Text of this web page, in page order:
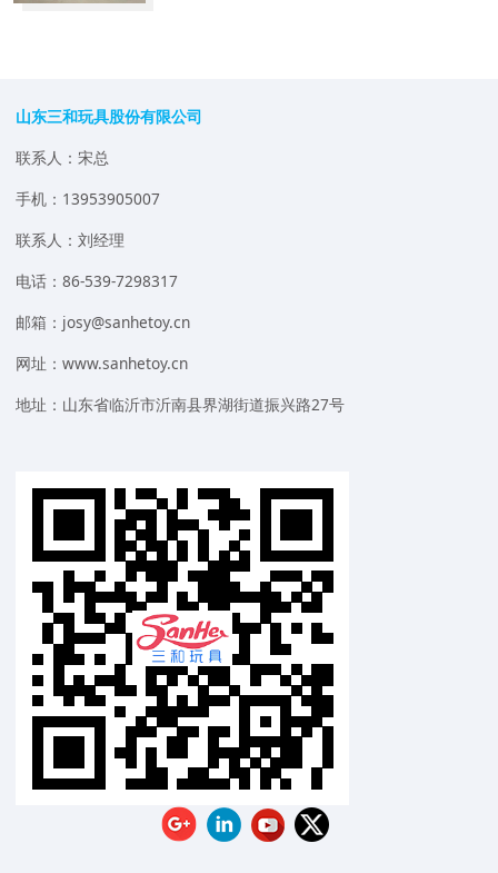
通的毛绒玩具产品为例，五年前跟五年后一比之
山东三和玩具股份有限公司
联系人：宋总
手机：13953905007
联系人：刘经理
电话：86-539-7298317
邮箱：josy@sanhetoy.cn
网址：www.sanhetoy.cn
地址：山东省临沂市沂南县界湖街道振兴路27号